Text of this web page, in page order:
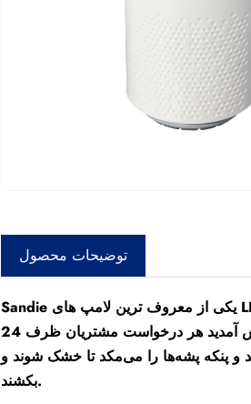
توضیحات محصول
Sandie یکی از معروف ترین لامپ های LED کشنده پشه چین با تولید کنندگان و تامین کنندگان نور شب است. کارخانه ما در ساخت لامپ LED
کشنده پشه با نور شب تخصص دارد. به خرید لامپ ال ای دی پشه کش با نور شب از ساندی خوش آمدید هر درخواست مشتریان ظرف 24
پنکه پشه‌ها را می‌مکد تا خشک شوند و
بکشند.